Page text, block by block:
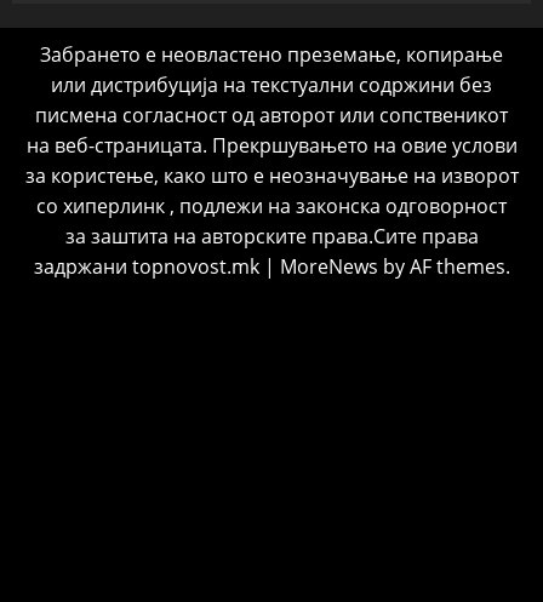
Забрането е неовластено преземање, копирање
или дистрибуција на текстуални содржини без
писмена согласност од авторот или сопственикот
на веб-страницата. Прекршувањето на овие услови
за користење, како што е неозначување на изворот
со хиперлинк , подлежи на законска одговорност
за заштита на авторските права.Сите права
задржани topnovost.mk | MoreNews by AF themes.